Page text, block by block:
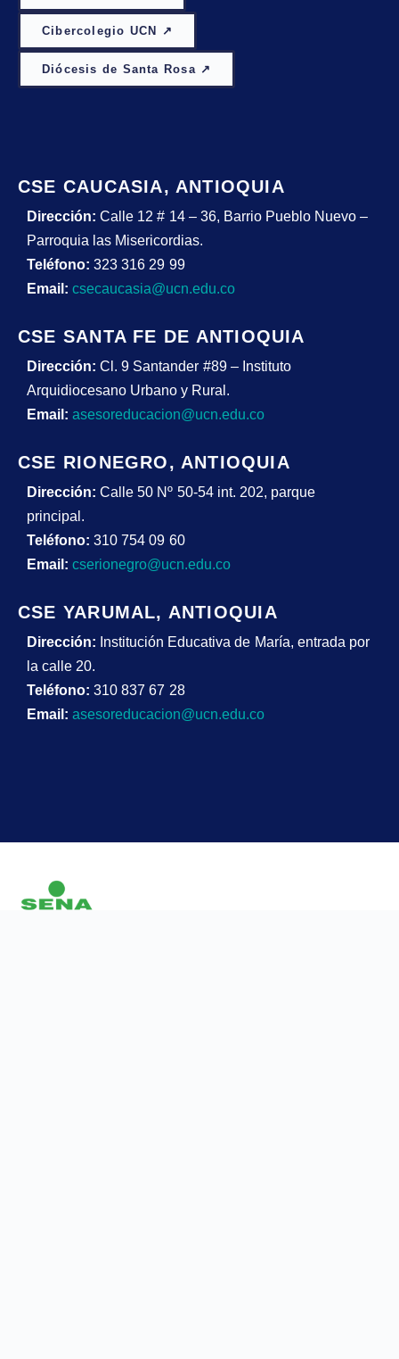
Cibercolegio UCN ↗
Diócesis de Santa Rosa ↗
CSE CAUCASIA, ANTIOQUIA
Dirección: Calle 12 # 14 – 36, Barrio Pueblo Nuevo –
Parroquia las Misericordias.
Teléfono: 323 316 29 99
Email: csecaucasia@ucn.edu.co
CSE SANTA FE DE ANTIOQUIA
Dirección: Cl. 9 Santander #89 – Instituto
Arquidiocesano Urbano y Rural.
Email: asesoreducacion@ucn.edu.co
CSE RIONEGRO, ANTIOQUIA
Dirección: Calle 50 Nº 50-54 int. 202, parque
principal.
Teléfono: 310 754 09 60
Email: cserionegro@ucn.edu.co
CSE YARUMAL, ANTIOQUIA
Dirección: Institución Educativa de María, entrada por
la calle 20.
Teléfono: 310 837 67 28
Email: asesoreducacion@ucn.edu.co